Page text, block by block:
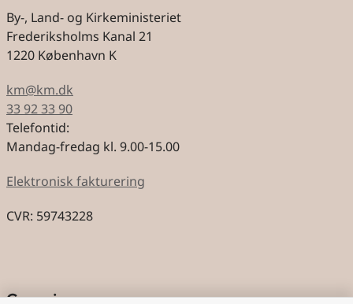
By-, Land- og Kirkeministeriet
Frederiksholms Kanal 21
1220 København K
km@km.dk
33 92 33 90
Telefontid:
Mandag-fredag kl. 9.00-15.00
Elektronisk fakturering
CVR: 59743228
Genveje